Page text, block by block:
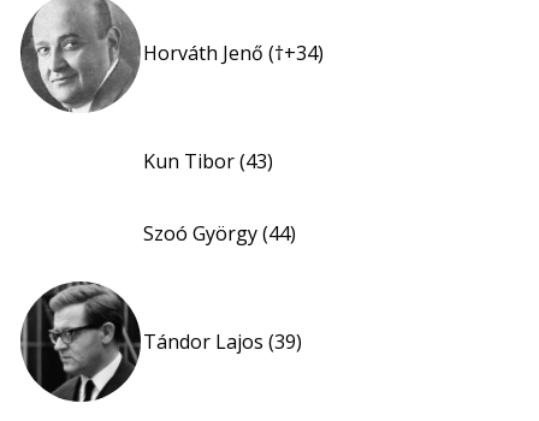
Horváth Jenő (†+34)
Kun Tibor (43)
Szoó György (44)
Tándor Lajos (39)